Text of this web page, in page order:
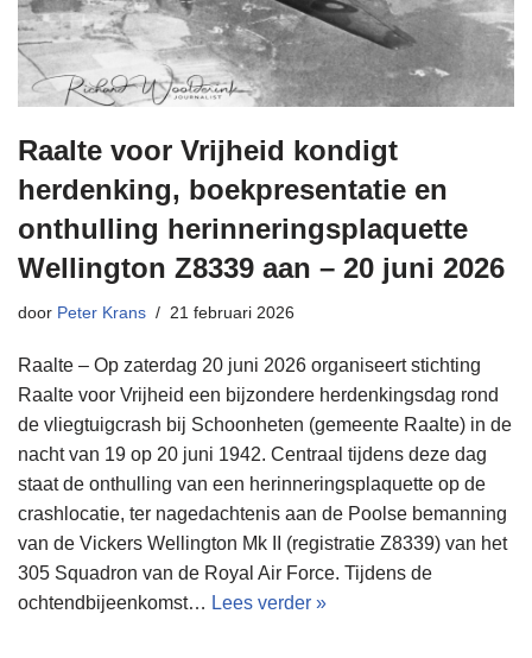
Raalte voor Vrijheid kondigt
herdenking, boekpresentatie en
onthulling herinneringsplaquette
Wellington Z8339 aan – 20 juni 2026
door Peter Krans 21 februari 2026
Raalte – Op zaterdag 20 juni 2026 organiseert stichting
Raalte voor Vrijheid een bijzondere herdenkingsdag rond
de vliegtuigcrash bij Schoonheten (gemeente Raalte) in de
nacht van 19 op 20 juni 1942. Centraal tijdens deze dag
staat de onthulling van een herinneringsplaquette op de
crashlocatie, ter nagedachtenis aan de Poolse bemanning
van de Vickers Wellington Mk II (registratie Z8339) van het
305 Squadron van de Royal Air Force. Tijdens de
ochtendbijeenkomst… Lees verder »